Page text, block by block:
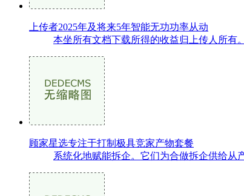
上传者2025年及将来5年智能无功功率从动
本坐所有文档下载所得的收益归上传人所有
顾家星选专注于打制极具竞家产物套餐
系统化地赋能拆企。它们为合做拆企供给从